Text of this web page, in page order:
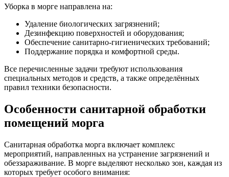
Уборка в морге направлена на:
Удаление биологических загрязнений;
Дезинфекцию поверхностей и оборудования;
Обеспечение санитарно-гигиенических требований;
Поддержание порядка и комфортной среды.
Все перечисленные задачи требуют использования
специальных методов и средств, а также определённых
правил техники безопасности.
Особенности санитарной обработки
помещений морга
Санитарная обработка морга включает комплекс
мероприятий, направленных на устранение загрязнений и
обеззараживание. В морге выделяют несколько зон, каждая из
которых требует особого внимания: